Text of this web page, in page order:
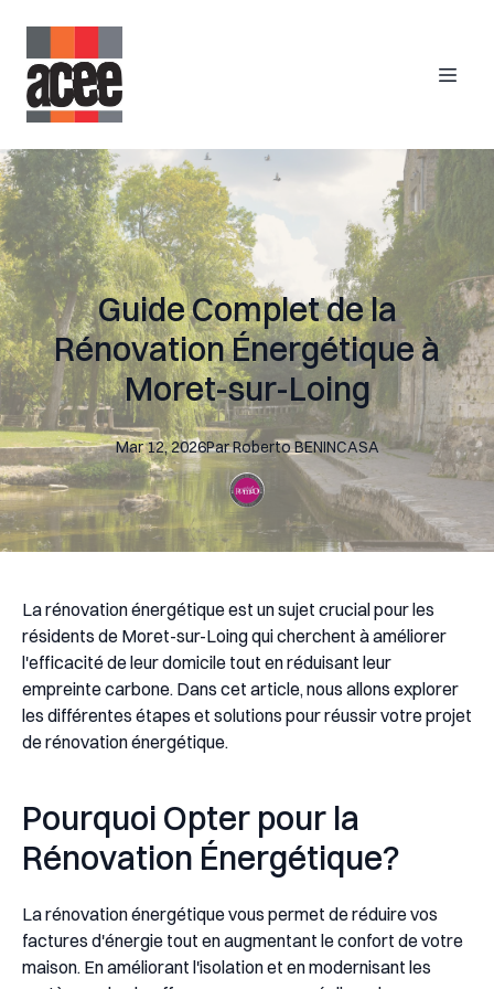
Guide Complet de la
Rénovation Énergétique à
Moret-sur-Loing
Mar 12, 2026ParRobertoBENINCASA
La rénovation énergétique est un sujet crucial pour les
résidents de Moret-sur-Loing qui cherchent à améliorer
l'efficacité de leur domicile tout en réduisant leur
empreinte carbone. Dans cet article, nous allons explorer
les différentes étapes et solutions pour réussir votre projet
de rénovation énergétique.
Pourquoi Opter pour la
Rénovation Énergétique?
La rénovation énergétique vous permet de réduire vos
factures d'énergie tout en augmentant le confort de votre
maison. En améliorant l'isolation et en modernisant les